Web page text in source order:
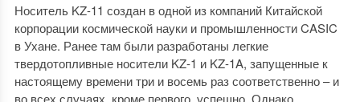
Носитель KZ-11 создан в одной из компаний Китайской
корпорации космической науки и промышленности CASIC
в Ухане. Ранее там были разработаны легкие
твердотопливные носители KZ-1 и KZ-1A, запущенные к
настоящему времени три и восемь раз соответственно – и
во всех случаях, кроме первого, успешно. Однако